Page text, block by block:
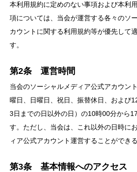
本利用規約に定めのない事項および本利
項については、当会が運営する各々のソ
カウントに関する利用規約等が優先して
す。
第2条 運営時間
当会のソーシャルメディア公式アカウン
曜日、日曜日、祝日、振替休日、および
3日までの日以外の日）の10時00分から
す。ただし、当会は、これ以外の日時に
ィア公式アカウント運営することができ
第3条 基本情報へのアクセス